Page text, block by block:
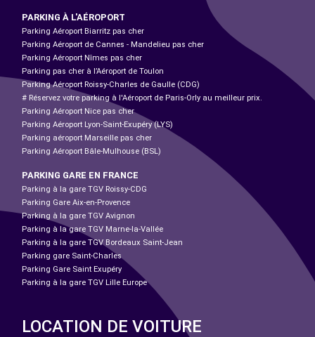
PARKING À L'AÉROPORT
Parking Aéroport Biarritz pas cher
Parking Aéroport de Cannes - Mandelieu pas cher
Parking Aéroport Nîmes pas cher
Parking pas cher à l’Aéroport de Toulon
Parking Aéroport Roissy-Charles de Gaulle (CDG)
# Réservez votre parking à l'Aéroport de Paris-Orly au meilleur prix.
Parking Aéroport Nice pas cher
Parking Aéroport Lyon-Saint-Exupéry (LYS)
Parking aéroport Marseille pas cher
Parking Aéroport Bâle-Mulhouse (BSL)
PARKING GARE EN FRANCE
Parking à la gare TGV Roissy-CDG
Parking Gare Aix-en-Provence
Parking à la gare TGV Avignon
Parking à la gare TGV Marne-la-Vallée
Parking à la gare TGV Bordeaux Saint-Jean
Parking gare Saint-Charles
Parking Gare Saint Exupéry
Parking à la gare TGV Lille Europe
LOCATION DE VOITURE